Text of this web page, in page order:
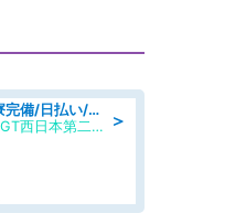
＞
自動車製品の加工・運搬/寮完備/日払い/工場・製造
UTエージェント株式会社AGT西日本第二CU